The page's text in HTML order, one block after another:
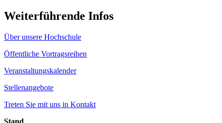
Weiterführende Infos
Über unsere Hochschule
Öffentliche Vortragsreihen
Veranstaltungskalender
Stellenangebote
Treten Sie mit uns in Kontakt